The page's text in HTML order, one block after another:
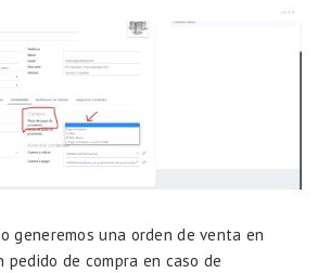
generemos una orden de venta en
de compra en caso de